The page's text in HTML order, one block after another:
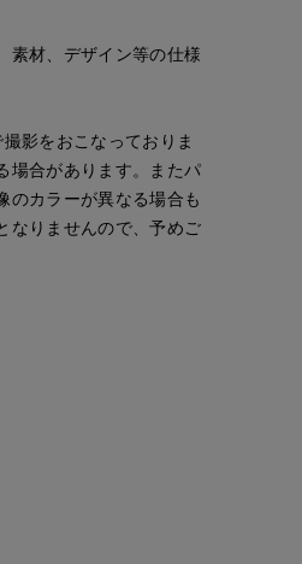
素材、デザイン等の仕様
影をおこなっておりま
場合があります。またパ
のカラーが異なる場合も
なりませんので、予めご